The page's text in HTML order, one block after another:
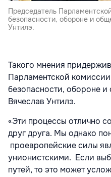
Председатель
безопасности, обороне и
Унтилэ.
Такого мнения
Парламентской
безопасности, обороне
Вячеслав Унтилэ.
«Эти процессы отлично
друг друга. Мы однако
проевропейские силы
унионистскими. Если
путей, то это может